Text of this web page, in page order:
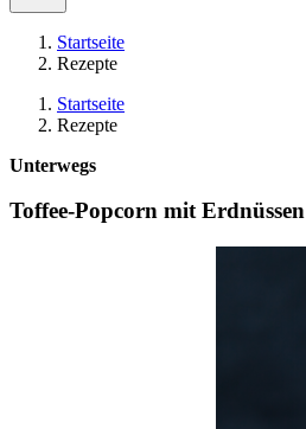
Startseite
Rezepte
Startseite
Rezepte
Unterwegs
Toffee-Popcorn mit Erdnüssen